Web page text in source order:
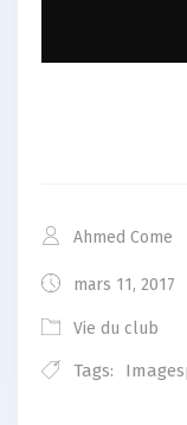
Ahmed Come
mars 11, 2017
Vie du club
Tags: